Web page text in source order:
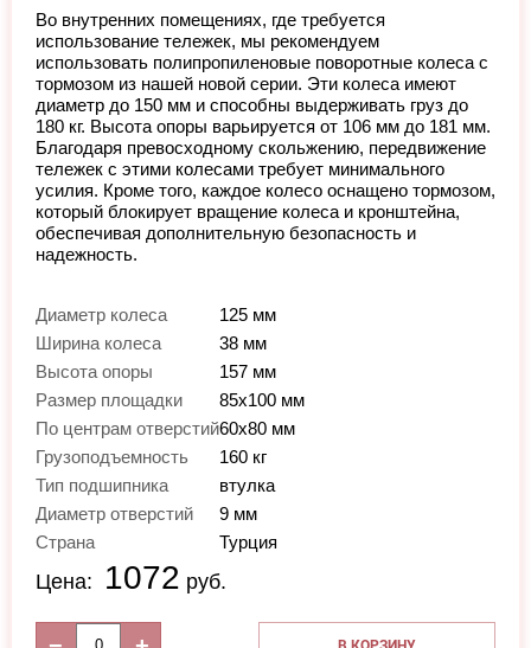
Во внутренних помещениях, где требуется
использование тележек, мы рекомендуем
использовать полипропиленовые поворотные колеса с
тормозом из нашей новой серии. Эти колеса имеют
диаметр до 150 мм и способны выдерживать груз до
180 кг. Высота опоры варьируется от 106 мм до 181 мм.
Благодаря превосходному скольжению, передвижение
тележек с этими колесами требует минимального
усилия. Кроме того, каждое колесо оснащено тормозом,
который блокирует вращение колеса и кронштейна,
обеспечивая дополнительную безопасность и
надежность.
Диаметр колеса
Ширина колеса
Высота опоры
Размер площадки
По центрам отверстий
Грузоподъемность
Тип подшипника
Диаметр отверстий
Страна
125 мм
38 мм
157 мм
85x100 мм
60х80 мм
160 кг
втулка
9 мм
Турция
Цена: 1072 руб.